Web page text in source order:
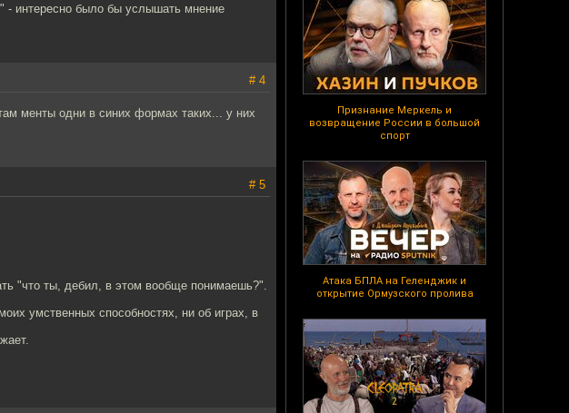
Признание Меркель и
возвращение России в большой
спорт
Атака БПЛА на Геленджик и
открытие Ормузского пролива
- интересно было бы услышать мнение
# 4
менты одни в синих формах таких... у них
# 5
"что ты, дебил, в этом вообще понимаешь?".
умственных способностях, ни об играх, в